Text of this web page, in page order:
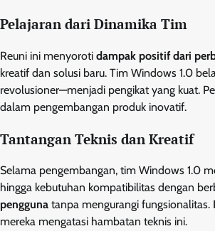
Pelajaran dari Dinamika Tim
Reuni ini menyoroti dampak positif dari
kreatif dan solusi baru. Tim Windows 1.0
revolusioner—menjadi pengikat yang kuat.
dalam pengembangan produk inovatif.
Tantangan Teknis dan Kreatif
Selama pengembangan, tim Windows 1.0
hingga kebutuhan kompatibilitas dengan
pengguna tanpa mengurangi
mereka mengatasi hambatan teknis ini.